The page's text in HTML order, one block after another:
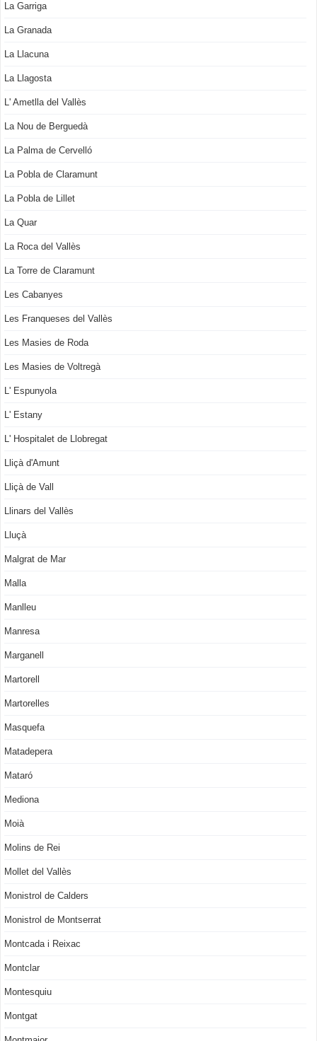
La Garriga
La Granada
La Llacuna
La Llagosta
L' Ametlla del Vallès
La Nou de Berguedà
La Palma de Cervelló
La Pobla de Claramunt
La Pobla de Lillet
La Quar
La Roca del Vallès
La Torre de Claramunt
Les Cabanyes
Les Franqueses del Vallès
Les Masies de Roda
Les Masies de Voltregà
L' Espunyola
L' Estany
L' Hospitalet de Llobregat
Lliçà d'Amunt
Lliçà de Vall
Llinars del Vallès
Lluçà
Malgrat de Mar
Malla
Manlleu
Manresa
Marganell
Martorell
Martorelles
Masquefa
Matadepera
Mataró
Mediona
Moià
Molins de Rei
Mollet del Vallès
Monistrol de Calders
Monistrol de Montserrat
Montcada i Reixac
Montclar
Montesquiu
Montgat